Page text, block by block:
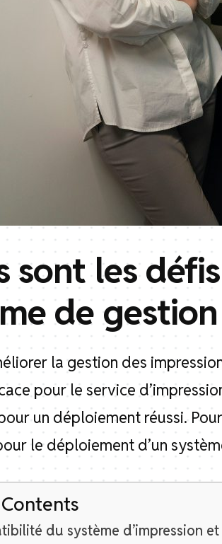
sont les
de
la gestion des
pour le service
un déploiement réussi.
le déploiement d’un
du système d’impression